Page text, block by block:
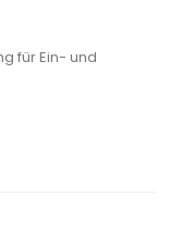
für Ein- und